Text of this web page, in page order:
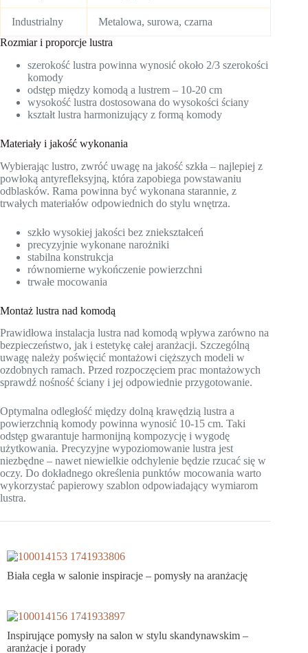
Industrialny
Metalowa, surowa, czarna
Rozmiar i proporcje lustra
szerokość lustra powinna wynosić około 2/3 szerokości
komody
odstęp między komodą a lustrem – 10-20 cm
wysokość lustra dostosowana do wysokości ściany
kształt lustra harmonizujący z formą komody
Materiały i jakość wykonania
Wybierając lustro, zwróć uwagę na jakość szkła – najlepiej z
powłoką antyrefleksyjną, która zapobiega powstawaniu
odblasków. Rama powinna być wykonana starannie, z
trwałych materiałów odpowiednich do stylu wnętrza.
szkło wysokiej jakości bez zniekształceń
precyzyjnie wykonane narożniki
stabilna konstrukcja
równomierne wykończenie powierzchni
trwałe mocowania
Montaż lustra nad komodą
Prawidłowa instalacja lustra nad komodą wpływa zarówno na
bezpieczeństwo, jak i estetykę całej aranżacji. Szczególną
uwagę należy poświęcić montażowi cięższych modeli w
ozdobnych ramach. Przed rozpoczęciem prac montażowych
sprawdź nośność ściany i jej odpowiednie przygotowanie.
Optymalna odległość między dolną krawędzią lustra a
powierzchnią komody powinna wynosić 10-15 cm. Taki
odstęp gwarantuje harmonijną kompozycję i wygodę
użytkowania. Precyzyjne wypoziomowanie lustra jest
niezbędne – nawet niewielkie odchylenie będzie rzucać się w
oczy. Do dokładnego określenia punktów mocowania warto
wykorzystać papierowy szablon odpowiadający wymiarom
lustra.
Biała cegła w salonie inspiracje – pomysły na aranżację
Inspirujące pomysły na salon w stylu skandynawskim –
aranżacje i porady